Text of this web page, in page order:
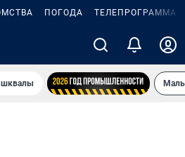
ПОГОДА ТЕЛЕПРОГРАММА
шквалы